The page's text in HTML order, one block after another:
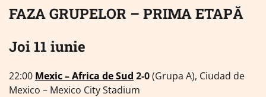
FAZA GRUPELOR – PRIMA ETAPĂ
Joi 11 iunie
22:00 Mexic – Africa de Sud 2-0(Grupa A), Ciudad de
Mexico – Mexico City Stadium